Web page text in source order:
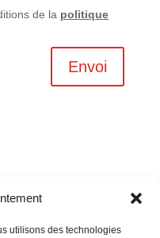
utilisons des technologies
de la politique
Envoi